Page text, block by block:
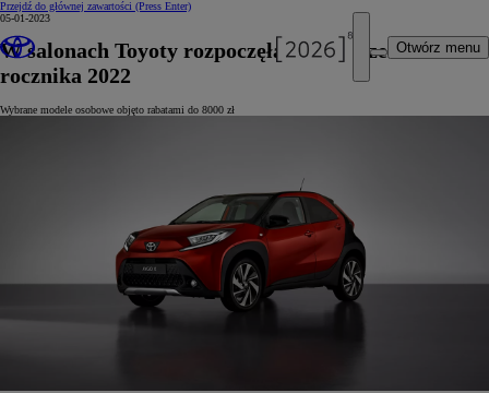
Przejdź do głównej zawartości (Press Enter)
Otwórz menu
05-01-2023
W salonach Toyoty rozpoczęła się wyprzedaż
rocznika 2022
Wybrane modele osobowe objęto rabatami do 8000 zł